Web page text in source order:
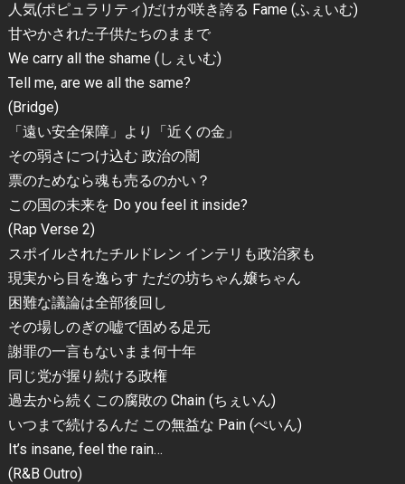
人気(ポピュラリティ)だけが咲き誇る Fame (ふぇいむ)
甘やかされた子供たちのままで
We carry all the shame (しぇいむ)
Tell me, are we all the same?
(Bridge)
「遠い安全保障」より「近くの金」
その弱さにつけ込む 政治の闇
票のためなら魂も売るのかい？
この国の未来を Do you feel it inside?
(Rap Verse 2)
スポイルされたチルドレン インテリも政治家も
現実から目を逸らす ただの坊ちゃん嬢ちゃん
困難な議論は全部後回し
その場しのぎの嘘で固める足元
謝罪の一言もないまま何十年
同じ党が握り続ける政権
過去から続くこの腐敗の Chain (ちぇいん)
いつまで続けるんだ この無益な Pain (ぺいん)
It’s insane, feel the rain…
(R&B Outro)